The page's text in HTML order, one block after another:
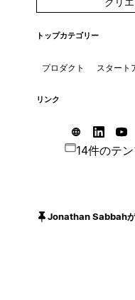
トップカテゴリー
プロダクト スタート
リンク
14件のテ
Jonathan Sabbah